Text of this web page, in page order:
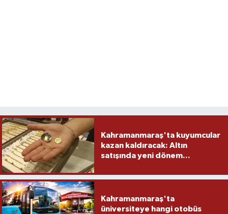
Kahramanmaraş'ta kuyumcular
kazan kaldıracak: Altın
satışında yeni dönem...
Kahramanmaraş'ta
üniversiteye hangi otobüs